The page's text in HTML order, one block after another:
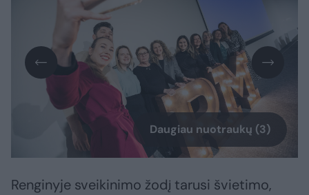
Daugiau nuotraukų (3)
Renginyje sveikinimo žodį tarusi švietimo,